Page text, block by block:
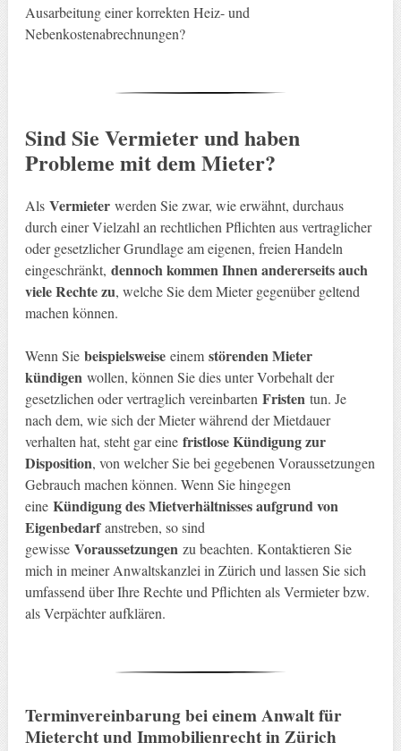
Ausarbeitung einer korrekten Heiz- und
Nebenkostenabrechnungen?
Sind Sie Vermieter und haben
Probleme mit dem Mieter?
Als Vermieterwerden Sie zwar, wie erwähnt, durchaus
durch einer Vielzahl an rechtlichen Pflichten aus vertraglicher
oder gesetzlicher Grundlage am eigenen, freien Handeln
eingeschränkt, dennoch kommen Ihnen andererseits auch
viele Rechte zu, welche Sie dem Mieter gegenüber geltend
machen können.
Wenn Sie beispielsweiseeinem störenden Mieter
kündigen wollen, können Sie dies unter Vorbehalt der
gesetzlichen oder vertraglich vereinbarten Fristen tun. Je
nach dem, wie sich der Mieter während der Mietdauer
verhalten hat, steht gar eine fristlose Kündigung zur
Disposition, von welcher Sie bei gegebenen Voraussetzungen
Gebrauch machen können. Wenn Sie hingegen
eine Kündigung des Mietverhältnisses aufgrund von
Eigenbedarfanstreben, so sind
gewisse Voraussetzungen zu beachten. Kontaktieren Sie
mich in meiner Anwaltskanzlei in Zürich und lassen Sie sich
umfassend über Ihre Rechte und Pflichten als Vermieter bzw.
als Verpächter aufklären.
Terminvereinbarung bei einem Anwalt für
Mietercht und Immobilienrecht in Zürich